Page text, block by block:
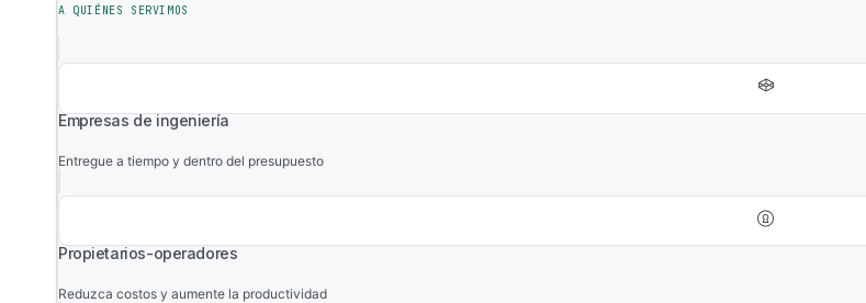
A QUIÉNES SERVIMOS
Empresas de ingeniería
Entregue a tiempo y dentro del presupuesto
Propietarios-operadores
Reduzca costos y aumente la productividad